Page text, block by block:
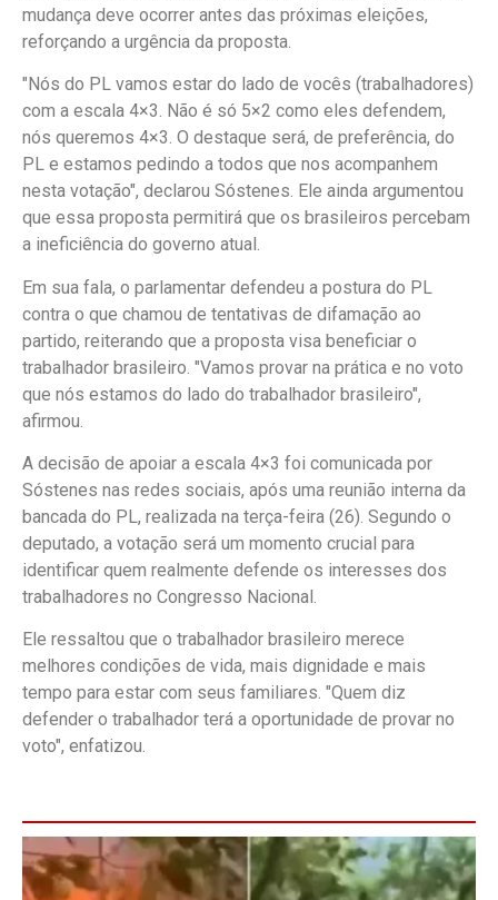
mudança deve ocorrer antes das próximas eleições,
reforçando a urgência da proposta.
"Nós do PL vamos estar do lado de vocês (trabalhadores)
com a escala 4×3. Não é só 5×2 como eles defendem,
nós queremos 4×3. O destaque será, de preferência, do
PL e estamos pedindo a todos que nos acompanhem
nesta votação", declarou Sóstenes. Ele ainda argumentou
que essa proposta permitirá que os brasileiros percebam
a ineficiência do governo atual.
Em sua fala, o parlamentar defendeu a postura do PL
contra o que chamou de tentativas de difamação ao
partido, reiterando que a proposta visa beneficiar o
trabalhador brasileiro. "Vamos provar na prática e no voto
que nós estamos do lado do trabalhador brasileiro",
afirmou.
A decisão de apoiar a escala 4×3 foi comunicada por
Sóstenes nas redes sociais, após uma reunião interna da
bancada do PL, realizada na terça-feira (26). Segundo o
deputado, a votação será um momento crucial para
identificar quem realmente defende os interesses dos
trabalhadores no Congresso Nacional.
Ele ressaltou que o trabalhador brasileiro merece
melhores condições de vida, mais dignidade e mais
tempo para estar com seus familiares. "Quem diz
defender o trabalhador terá a oportunidade de provar no
voto", enfatizou.